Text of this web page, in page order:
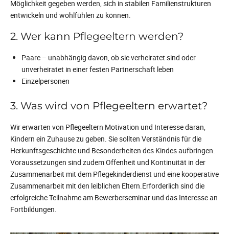
Möglichkeit gegeben werden, sich in stabilen Familienstrukturen
entwickeln und wohlfühlen zu können.
2. Wer kann Pflegeeltern werden?
Paare – unabhängig davon, ob sie verheiratet sind oder
unverheiratet in einer festen Partnerschaft leben
Einzelpersonen
3. Was wird von Pflegeeltern erwartet?
Wir erwarten von Pflegeeltern Motivation und Interesse daran,
Kindern ein Zuhause zu geben. Sie sollten Verständnis für die
Herkunftsgeschichte und Besonderheiten des Kindes aufbringen.
Voraussetzungen sind zudem Offenheit und Kontinuität in der
Zusammenarbeit mit dem Pflegekinderdienst und eine kooperative
Zusammenarbeit mit den leiblichen Eltern.Erforderlich sind die
erfolgreiche Teilnahme am Bewerberseminar und das Interesse an
Fortbildungen.